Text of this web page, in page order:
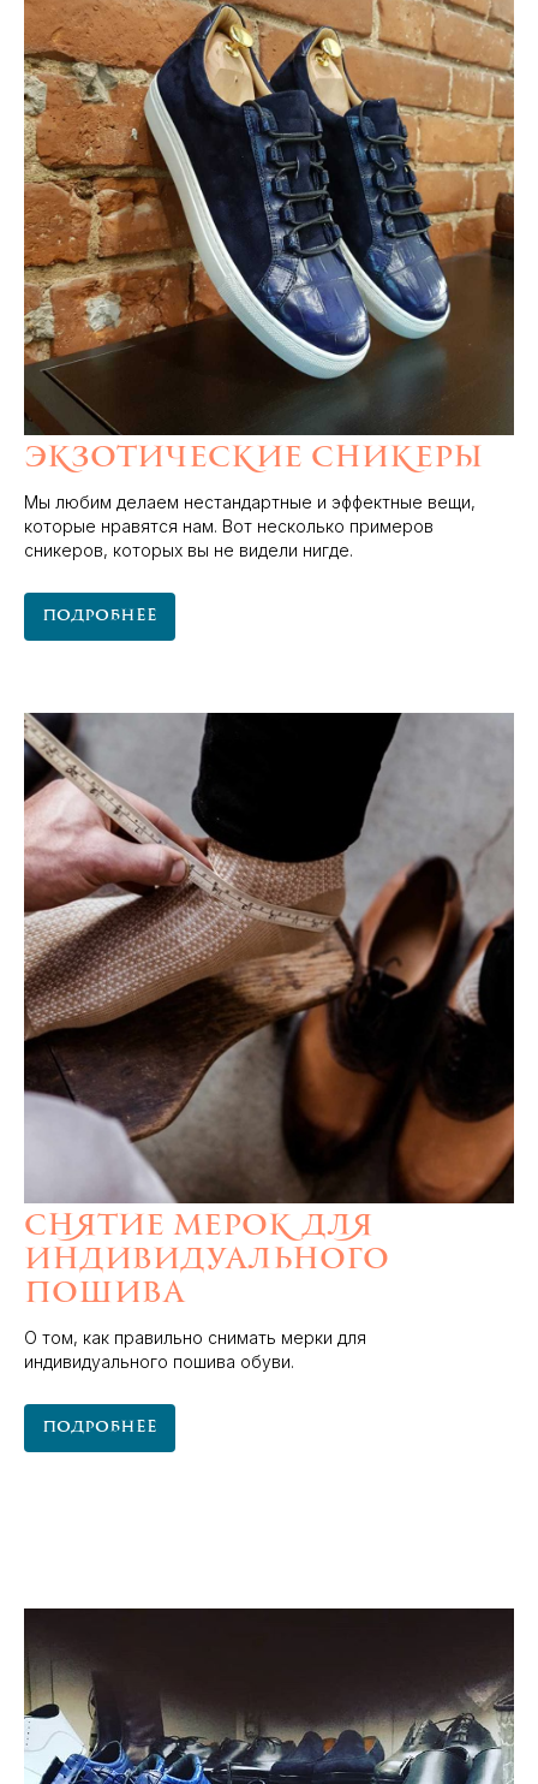
Экзотические сникеры
Мы любим делаем нестандартные и эффектные вещи,
которые нравятся нам. Вот несколько примеров
сникеров, которых вы не видели нигде.
Подробнее
Снятие мерок для
индивидуального
пошива
О том, как правильно снимать мерки для
индивидуального пошива обуви.
Подробнее